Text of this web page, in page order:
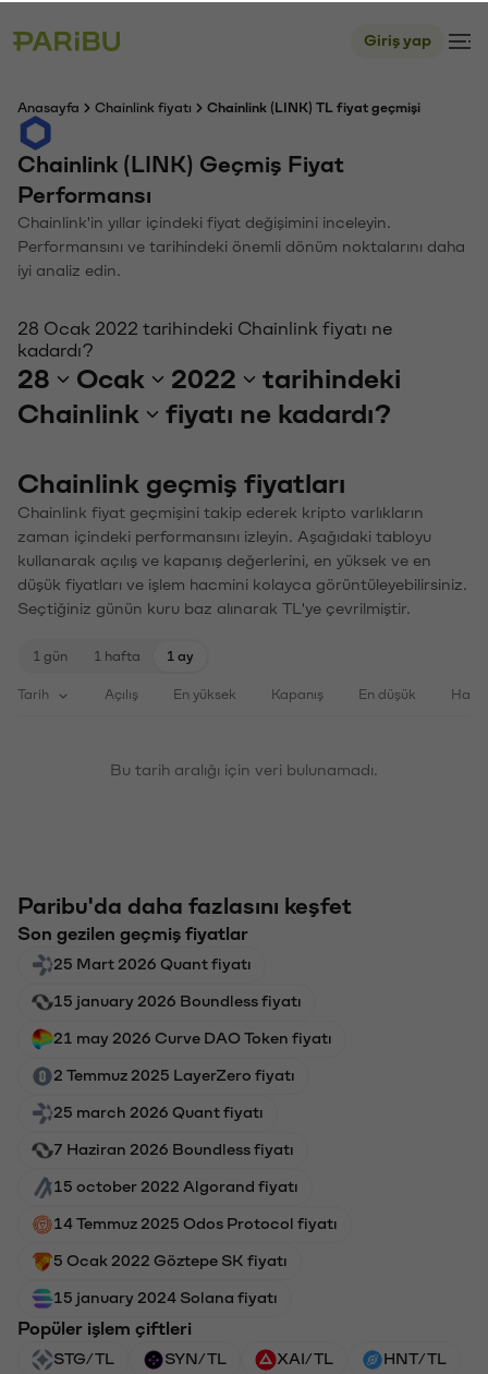
Giriş yap
Anasayfa Chainlink fiyatı Chainlink (LINK) TL fiyat geçmişi
Chainlink (LINK) Geçmiş Fiyat
Performansı
Chainlink'in yıllar içindeki fiyat değişimini inceleyin.
Performansını ve tarihindeki önemli dönüm noktalarını daha
iyi analiz edin.
28 Ocak 2022 tarihindeki Chainlink fiyatı ne
kadardı?
28 Ocak 2022
tarihindeki
Chainlink
fiyatı ne kadardı?
Chainlink geçmiş fiyatları
Chainlink fiyat geçmişini takip ederek kripto varlıkların
zaman içindeki performansını izleyin. Aşağıdaki tabloyu
kullanarak açılış ve kapanış değerlerini, en yüksek ve en
düşük fiyatları ve işlem hacmini kolayca görüntüleyebilirsiniz.
Seçtiğiniz günün kuru baz alınarak TL'ye çevrilmiştir.
1 gün 1 hafta 1 ay
Tarih Açılış En yüksek Kapanış En düşük
Bu tarih aralığı için veri bulunamadı.
Paribu'da daha fazlasını keşfet
Son gezilen geçmiş fiyatlar
25 Mart 2026 Quant fiyatı
15 january 2026 Boundless fiyatı
21 may 2026 Curve DAO Token fiyatı
2 Temmuz 2025 LayerZero fiyatı
25 march 2026 Quant fiyatı
7 Haziran 2026 Boundless fiyatı
15 october 2022 Algorand fiyatı
14 Temmuz 2025 Odos Protocol fiyatı
5 Ocak 2022 Göztepe SK fiyatı
15 january 2024 Solana fiyatı
Popüler işlem çiftleri
STG/TL SYN/TL XAI/TL HNT/TL